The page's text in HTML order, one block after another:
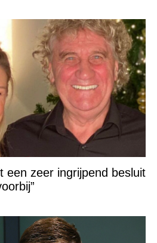
een zeer ingrijpend besluit